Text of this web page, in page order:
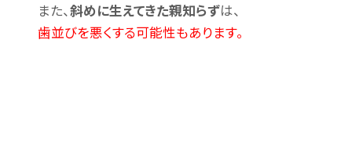
また、斜めに生えてきた親知らずは、
歯並びを悪くする可能性もあります。